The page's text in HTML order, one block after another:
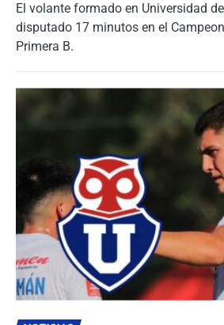
El volante formado en Universidad
disputado 17 minutos en el
Primera B.